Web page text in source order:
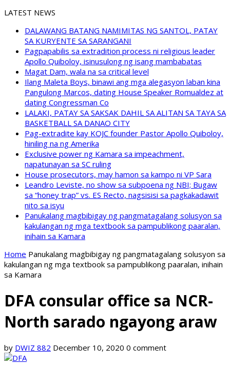
LATEST NEWS
DALAWANG BATANG NAMIMITAS NG SANTOL, PATAY
SA KURYENTE SA SARANGANI
Pagpapabilis sa extradition process ni religious leader
Apollo Quiboloy, isinusulong ng isang mambabatas
Magat Dam, wala na sa critical level
Ilang Maleta Boys, binawi ang mga alegasyon laban kina
Pangulong Marcos, dating House Speaker Romualdez at
dating Congressman Co
LALAKI, PATAY SA SAKSAK DAHIL SA ALITAN SA TAYA SA
BASKETBALL SA DANAO CITY
Pag-extradite kay KOJC founder Pastor Apollo Quiboloy,
hiniling na ng Amerika
Exclusive power ng Kamara sa impeachment,
napatunayan sa SC ruling
House prosecutors, may hamon sa kampo ni VP Sara
Leandro Leviste, no show sa subpoena ng NBI; Bugaw
sa “honey trap” vs. ES Recto, nagsisisi sa pagkakadawit
nito sa isyu
Panukalang magbibigay ng pangmatagalang solusyon sa
kakulangan ng mga textbook sa pampublikong paaralan,
inihain sa Kamara
Home Panukalang magbibigay ng pangmatagalang solusyon sa
kakulangan ng mga textbook sa pampublikong paaralan, inihain
sa Kamara
DFA consular office sa NCR-
North sarado ngayong araw
by DWIZ 882 December 10, 2020 0 comment